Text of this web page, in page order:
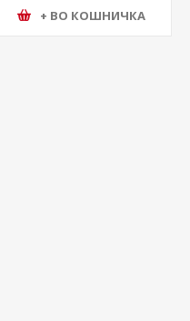
+ ВО КОШНИЧКА